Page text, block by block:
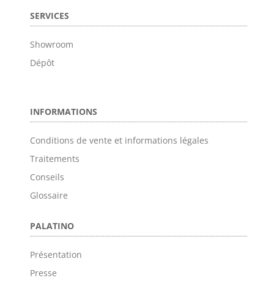
SERVICES
Showroom
Dépôt
INFORMATIONS
Conditions de vente et informations légales
Traitements
Conseils
Glossaire
PALATINO
Présentation
Presse